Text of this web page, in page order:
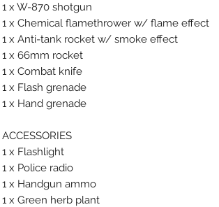
1 x W-870 shotgun
1 x Chemical flamethrower w/ flame effect
1 x Anti-tank rocket w/ smoke effect
1 x 66mm rocket
1 x Combat knife
1 x Flash grenade
1 x Hand grenade
ACCESSORIES
1 x Flashlight
1 x Police radio
1 x Handgun ammo
1 x Green herb plant